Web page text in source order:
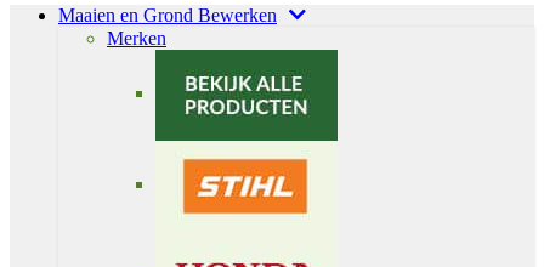
Maaien en Grond Bewerken
Merken